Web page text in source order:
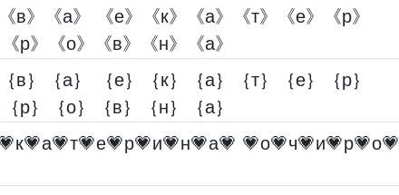
в》《а》 《е》《к》《а》《т》《е》《р》
р》《о》《в》《н》《а》
в｝｛а｝ ｛е｝｛к｝｛а｝｛т｝｛е｝｛р｝
р｝｛о｝｛в｝｛н｝｛а｝